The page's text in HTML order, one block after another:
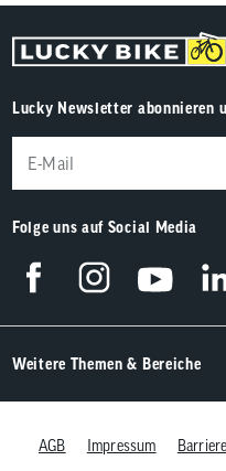
Lucky Newsletter abonnieren
Folge uns auf Social Media
Weitere Themen & Bereiche
AGB Impressum